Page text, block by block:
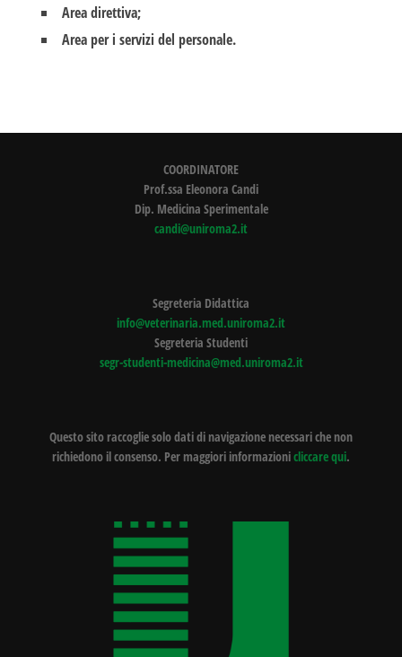
Area direttiva;
Area per i servizi del personale.
COORDINATORE
Prof.ssa Eleonora Candi
Dip. Medicina Sperimentale
candi@uniroma2.it
Segreteria Didattica
info@veterinaria.med.uniroma2.it
Segreteria Studenti
segr-studenti-medicina@med.uniroma2.it
Questo sito raccoglie solo dati di navigazione necessari che non
richiedono il consenso. Per maggiori informazionicliccare qui.